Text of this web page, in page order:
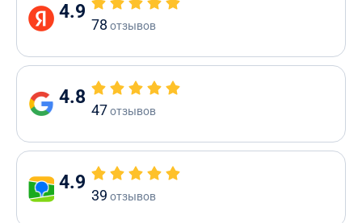
4.9
78 отзывов
4.8
47отзывов
4.9
39 отзывов